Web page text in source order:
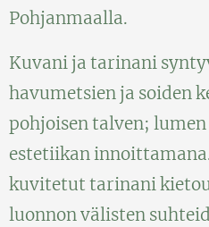
Pohjanmaalla.
Kuvani ja tarinani
havumetsien ja soiden
pohjoisen talven;
estetiikan
kuvitetut tarinani
luonnon välisten